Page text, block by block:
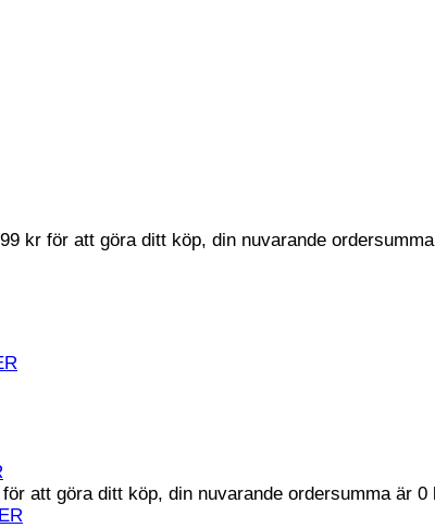
99 kr för att göra ditt köp, din nuvarande
för att göra ditt köp, din nuvarande ordersumma är 0